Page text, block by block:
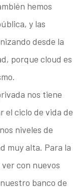
hemos
y las
desde la
porque cloud es
nos tiene
el ciclo de vida de
niveles de
muy alta. Para la
con nuevos
banco de